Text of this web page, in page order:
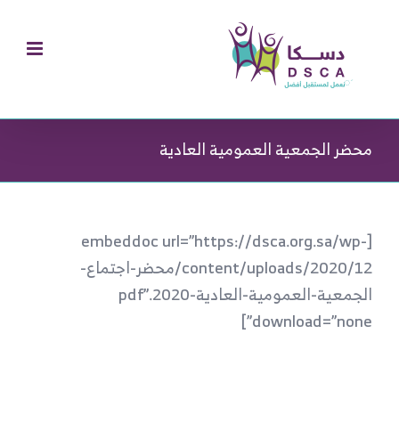
content
محضر الجمعية العمومية العادية
[embeddoc url=”https://dsca.org.sa/wp-
content/uploads/2020/12/محضر-اجتماع-
الجمعية-العمومية-العادية-2020.pdf”
download=”none”]